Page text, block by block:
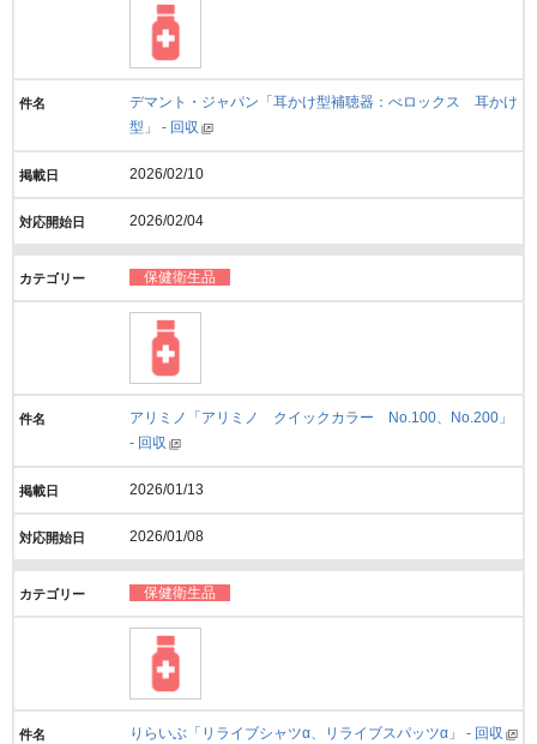
デマント・ジャパン「耳かけ型補聴器：べロックス 耳かけ
型」 - 回収
2026/02/10
2026/02/04
保健衛生品
アリミノ「アリミノ クイックカラー No.100、No.200」
- 回収
2026/01/13
2026/01/08
保健衛生品
りらいぶ「リライブシャツα、リライブスパッツα」 - 回収